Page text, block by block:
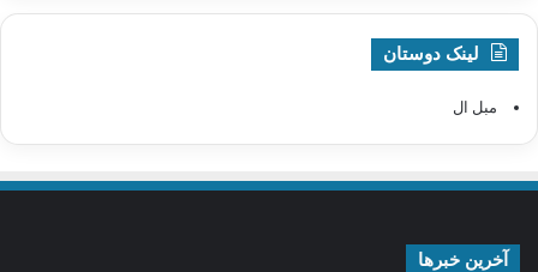
لینک دوستان
مبل ال
آخرین خبرها